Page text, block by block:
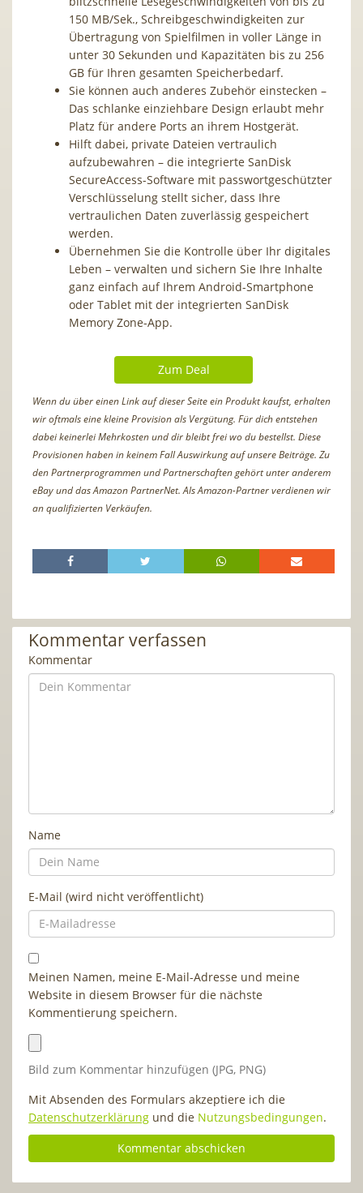
150 MB/Sek., Schreibgeschwindigkeiten zur
Übertragung von Spielfilmen in voller Länge in
unter 30 Sekunden und Kapazitäten bis zu 256
GB für Ihren gesamten Speicherbedarf.
Sie können auch anderes Zubehör einstecken –
Das schlanke einziehbare Design erlaubt mehr
Platz für andere Ports an ihrem Hostgerät.
Hilft dabei, private Dateien vertraulich
aufzubewahren – die integrierte SanDisk
SecureAccess-Software mit passwortgeschützter
Verschlüsselung stellt sicher, dass Ihre
vertraulichen Daten zuverlässig gespeichert
werden.
Übernehmen Sie die Kontrolle über Ihr digitales
Leben – verwalten und sichern Sie Ihre Inhalte
ganz einfach auf Ihrem Android-Smartphone
oder Tablet mit der integrierten SanDisk
Memory Zone-App.
Zum Deal
Wenn du über einen Link auf dieser Seite ein Produkt kaufst, erhalten
wir oftmals eine kleine Provision als Vergütung. Für dich entstehen
dabei keinerlei Mehrkosten und dir bleibt frei wo du bestellst. Diese
Provisionen haben in keinem Fall Auswirkung auf unsere Beiträge. Zu
den Partnerprogrammen und Partnerschaften gehört unter anderem
eBay und das Amazon PartnerNet. Als Amazon-Partner verdienen wir
an qualifizierten Verkäufen.
Kommentar verfassen
Kommentar
Name
E-Mail (wird nicht veröffentlicht)
Meinen Namen, meine E-Mail-Adresse und meine
Website in diesem Browser für die nächste
Kommentierung speichern.
Bild zum Kommentar hinzufügen (JPG, PNG)
Mit Absenden des Formulars akzeptiere ich die
Datenschutzerklärung und die Nutzungsbedingungen.